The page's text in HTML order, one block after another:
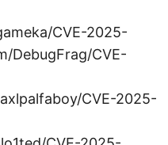
CVE-2025-
DebugFrag/CVE-
CVE-2025-